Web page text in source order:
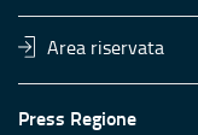
Area riservata
Press Regione